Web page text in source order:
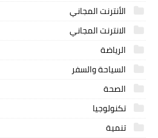
الأنترنت المجاني
الانترنت المجاني
الرياضة
السياحة والسفر
الصحة
تكنولوجيا
تنمية